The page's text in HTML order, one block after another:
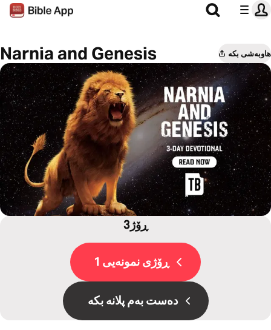
Narnia and Genesis هاوبەشی بکە
3ڕۆژ
ڕۆژی نمونەیی 1
دەست بەم پلانە بکە